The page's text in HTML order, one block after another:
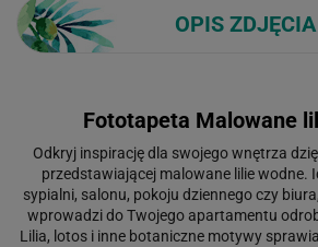
OPIS ZDJĘCIA
Fototapeta Malowane
Odkryj inspirację dla swojego wnętrza
przedstawiającej malowane lilie wodne.
sypialni, salonu, pokoju dziennego czy
wprowadzi do Twojego apartamentu
Lilia, lotos i inne botaniczne motywy